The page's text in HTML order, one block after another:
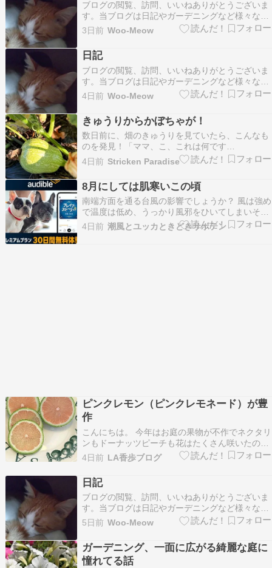
ブログの閲覧、訪問、いいねありがとうございま
す。当ブログは日記やガーデニングなど様々なも
のを書き残しているブログです。たまにリブログ
もさせて頂いています。フォロー等お好きにどう
ぞ。ランキング参加しています。 良ければクリッ
クお願いします。 最近やたらと『金色』が気にな
っています…
3日前 Woo-Meow
日記
ブログの閲覧、訪問、いいねありがとうございま
す。当ブログは日記やガーデニングなど様々なも
のを書き残しているブログです。たまにリブログ
もさせて頂いています。フォロー等お好きにどう
ぞ。ランキング参加しています。 良ければクリッ
クお願いします。 夢と現実は違うのだから、夢の
通りに現実…
4日前 Woo-Meow
きゅうりからかぼちゃが！
数日前に、畑のきゅうりを見ていたら、こんなも
のを発見！「ママ、こ、これは何です
か！！？？」きゅうりの苗のはずなのにかぼちゃ
のようなズッキーニのようなものが育っていま
す。AIに質問してみましたら、ガーデンセンター
で売られているきゅうりの苗は丈夫で病気になら
ないようにかぼちゃと接木…
4日前 Stricken Paradise
8月にしては肌寒いこの頃
南端方面を通る台風の影響でしょうか？ 風は強め
で温度は低め、うっかり風邪をひいてしまいそう
な肌寒さで エアコンどころか扇風機さえも冷え冷
えしてつけられません、開けた窓からの風が涼し
4日前 潮風とユッカときどきサボテン
ピンクレモン（ピンクレモネード）が豊
作
こんにちは。 今年はお庭の果物が不作でネクタリ
ンもドーナッツピーチも花はたくさん咲いたのに
実がなりませんでした。 ただ、ピンクレモンは大
豊作、いつまでも花が咲き実をつけてくれていま
す。 今日は大きめのを２つ収穫。 それを見てい
た梅ちゃんいそいそとやってきます。 ママが何か
してる…
4日前 LA香歩ブログ
日記
ブログの閲覧、訪問、いいねありがとうございま
す。当ブログは日記やガーデニングなど様々なも
のを書き残しているブログです。たまにリブログ
もさせて頂いています。フォロー等お好きにどう
ぞ。ランキング参加しています。 良ければクリッ
クお願いします。 健康を目指して 仕事は継続で
きそうなの…
5日前 Woo-Meow
ガーデニング、一面に広がる綺麗な庭に
憧れてる話